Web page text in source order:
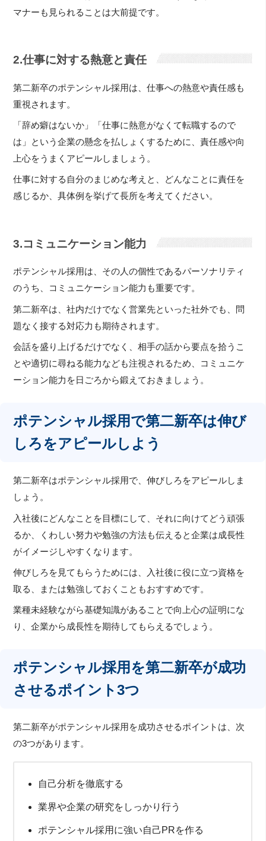
マナーも見られることは大前提です。
2.仕事に対する熱意と責任
第二新卒のポテンシャル採用は、仕事への熱意や責任感も
重視されます。
「辞め癖はないか」「仕事に熱意がなくて転職するので
は」という企業の懸念を払しょくするために、責任感や向
上心をうまくアピールしましょう。
仕事に対する自分のまじめな考えと、どんなことに責任を
感じるか、具体例を挙げて長所を考えてください。
3.コミュニケーション能力
ポテンシャル採用は、その人の個性であるパーソナリティ
のうち、コミュニケーション能力も重要です。
第二新卒は、社内だけでなく営業先といった社外でも、問
題なく接する対応力も期待されます。
会話を盛り上げるだけでなく、相手の話から要点を拾うこ
とや適切に尋ねる能力なども注視されるため、コミュニケ
ーション能力を日ごろから鍛えておきましょう。
ポテンシャル採用で第二新卒は伸び
しろをアピールしよう
第二新卒はポテンシャル採用で、伸びしろをアピールしま
しょう。
入社後にどんなことを目標にして、それに向けてどう頑張
るか、くわしい努力や勉強の方法も伝えると企業は成長性
がイメージしやすくなります。
伸びしろを見てもらうためには、入社後に役に立つ資格を
取る、または勉強しておくこともおすすめです。
業種未経験ながら基礎知識があることで向上心の証明にな
り、企業から成長性を期待してもらえるでしょう。
ポテンシャル採用を第二新卒が成功
させるポイント3つ
第二新卒がポテンシャル採用を成功させるポイントは、次
の3つがあります。
自己分析を徹底する
業界や企業の研究をしっかり行う
ポテンシャル採用に強い自己PRを作る